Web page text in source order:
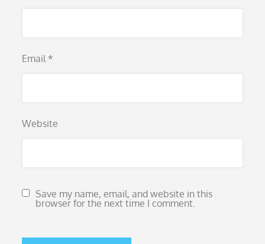
Email *
Website
Save my name, email, and website in this
browser for the next time I comment.